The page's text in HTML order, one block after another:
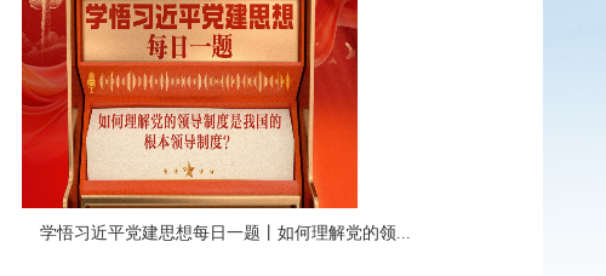
学悟习近平党建思想每日一题丨如何理解党的领...